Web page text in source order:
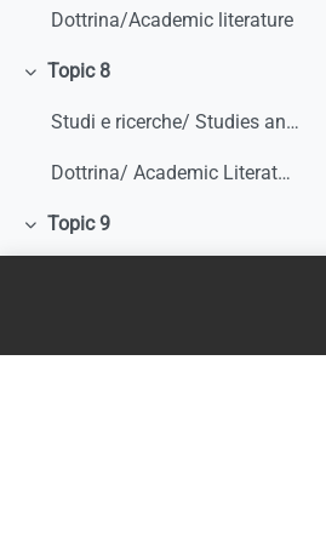
Dottrina/Academic literature
Minimizza
Topic 8
Studi e ricerche/ Studies and research
Dottrina/ Academic Literature
Minimizza
Topic 9